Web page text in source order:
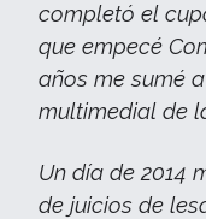
completó el
que empecé
años me sumé
multimedial de
Un día de 2014
de juicios de